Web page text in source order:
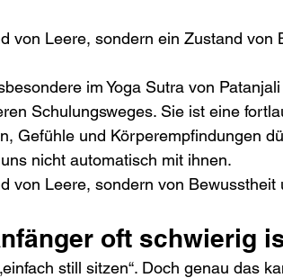
von Leere, sondern ein Zustand von
im Yoga Sutra von
Schulungsweges. Sie ist eine
Gefühle und Körperempfindungen
nicht automatisch mit ihnen.
von Leere, sondern von Bewusstheit
oft schwierig
still sitzen“. Doch genau das